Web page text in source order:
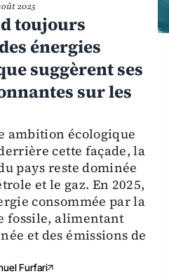
2025
toujours
énergies
suggèrent ses
sur les
ambition écologique
cette façade, la
pays reste dominée
et le gaz. En 2025,
consommée par la
fossile, alimentant
et des émissions de
Furfari